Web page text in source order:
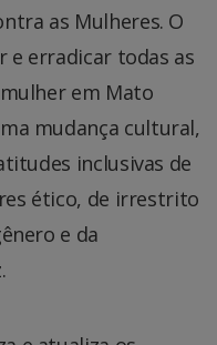
as Mulheres. O
erradicar todas as
em Mato
mudança cultural,
inclusivas de
ético, de irrestrito
e da